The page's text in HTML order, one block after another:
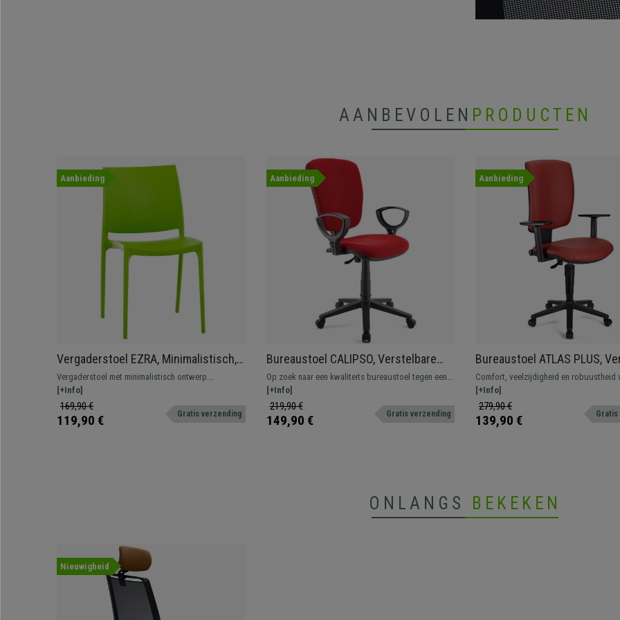
AANBEVOLEN PRODUCTEN
Aanbieding
Vergaderstoel EZRA, Minimalistisch,
Stapelbaar Ontwerp, Kleur Groen
Vergaderstoel met minimalistisch ontwerp.
Comfortabel en ideaal voor wachtkamers en
vergaderruimtes.
[+Info]
169,90 €
119,90 € Gratis verzending
Aanbieding
Bureaustoel CALIPSO, Verstelbare
rugleuning, Slijtvaste stof, Kleur rood
Op zoek naar een kwaliteits bureaustoel tegen een
overslaanbare prijs? Dit comfortabel, degelijk model
is ideaal voor dagelijks gebruik. Beschikbaar in
verschillende kleuren.
[+Info]
219,90 €
149,90 € Gratis verzending
Aanbieding
Bureaustoel ATLAS PLUS,
Armleuning en Rugleuning,
Vulling, in Rood Leder
Comfort, veelzijdigheid en robuustheid
onverslaanbare prijs. Dit geweldige
uitstekende prestaties bij het uitvoeren
dagelijkse taken.
[+Info]
279,90 €
139,90 € Gratis
ONLANGS BEKEKEN
Nieuwigheid